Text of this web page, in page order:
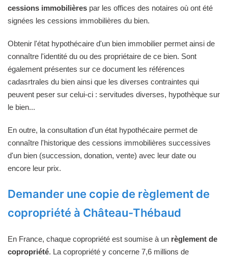
cessions immobilières par les offices des notaires où ont été
signées les cessions immobilières du bien.
Obtenir l'état hypothécaire d'un bien immobilier permet ainsi de
connaître l'identité du ou des propriétaire de ce bien. Sont
également présentes sur ce document les références
cadasrtrales du bien ainsi que les diverses contraintes qui
peuvent peser sur celui-ci : servitudes diverses, hypothèque sur
le bien...
En outre, la consultation d'un état hypothécaire permet de
connaître l'historique des cessions immobilières successives
d'un bien (succession, donation, vente) avec leur date ou
encore leur prix.
Demander une copie de règlement de
copropriété à Château-Thébaud
En France, chaque copropriété est soumise à un règlement de
copropriété. La copropriété y concerne 7,6 millions de